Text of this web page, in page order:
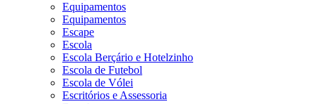
Equipamentos
Equipamentos
Escape
Escola
Escola Berçário e Hotelzinho
Escola de Futebol
Escola de Vólei
Escritórios e Assessoria